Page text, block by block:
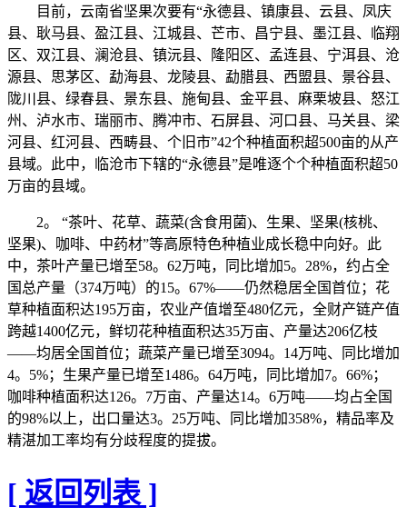
目前，云南省坚果次要有“永德县、镇康县、云县、凤庆
县、耿马县、盈江县、江城县、芒市、昌宁县、墨江县、临翔
区、双江县、澜沧县、镇沅县、隆阳区、孟连县、宁洱县、沧
源县、思茅区、勐海县、龙陵县、勐腊县、西盟县、景谷县、
陇川县、绿春县、景东县、施甸县、金平县、麻栗坡县、怒江
州、泸水市、瑞丽市、腾冲市、石屏县、河口县、马关县、梁
河县、红河县、西畴县、个旧市”42个种植面积超500亩的从产
县域。此中，临沧市下辖的“永德县”是唯逐个个种植面积超50
万亩的县域。
2。 “茶叶、花草、蔬菜(含食用菌)、生果、坚果(核桃、
坚果)、咖啡、中药材”等高原特色种植业成长稳中向好。此
中，茶叶产量已增至58。62万吨，同比增加5。28%，约占全
国总产量（374万吨）的15。67%——仍然稳居全国首位；花
草种植面积达195万亩，农业产值增至480亿元，全财产链产值
跨越1400亿元，鲜切花种植面积达35万亩、产量达206亿枝
——均居全国首位；蔬菜产量已增至3094。14万吨、同比增加
4。5%；生果产量已增至1486。64万吨，同比增加7。66%；
咖啡种植面积达126。7万亩、产量达14。6万吨——均占全国
的98%以上，出口量达3。25万吨、同比增加358%，精品率及
精湛加工率均有分歧程度的提拔。
[ 返回列表 ]